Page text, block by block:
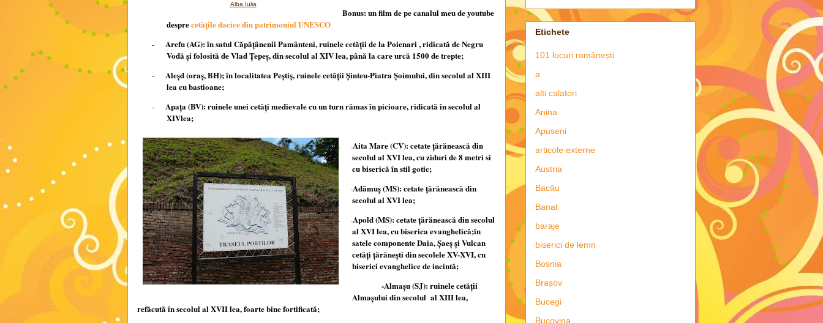
Alba Iulia
Bonus: un film de pe canalul meu de youtube
desprecetățile dacice din patrimoniul UNESCO
-
Arefu (AG): în satul Căpăţânenii Pamânteni, ruinele cetăţii de la Poienari , ridicată de Negru
Vodă şi folosită de Vlad Ţepeş, din secolul al XIV lea, până la care urcă 1500 de trepte;
-
Aleşd (oraș, BH); în localitatea Peştiş, ruinele cetăţii Şinteu-Piatra Şoimului, din secolul al XIII
lea cu bastioane;
-
Apaţa (BV): ruinele unei cetăţi medievale cu un turn rămas în picioare, ridicată în secolul al
XIVlea;
- -Aita Mare (CV): cetate ţărănească din
secolul al XVI lea, cu ziduri de 8 metri si
cu biserică în stil gotic;
- -Adămuş (MS): cetate ţărănească din
secolul al XVI lea;
- -Apold (MS): cetate ţărănească din secolul
al XVI lea, cu biserica evanghelică;în
satele componente Daia, Şaeş şi Vulcan
cetăţi ţărăneşti din secolele XV-XVI, cu
biserici evanghelice de incintă;
-Almaşu (SJ): ruinele cetăţii
Almaşului din secolul al XIII lea,
refăcută în secolul al XVII lea, foarte bine fortificată;
Etichete
101 locuri românești
a
alti calatori
Anina
Apuseni
articole externe
Austria
Bacău
Banat
baraje
biserici de lemn
Bosnia
Brașov
Bucegi
Bucovina